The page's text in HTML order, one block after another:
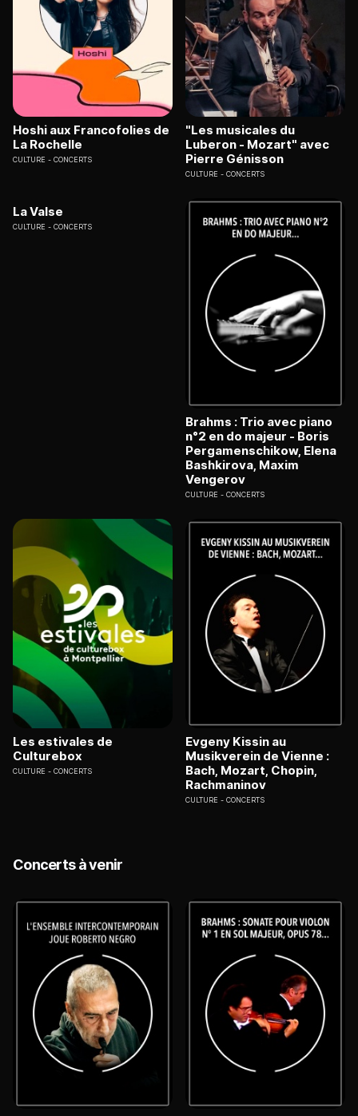
Hoshi aux Francofolies de
La Rochelle
CULTURE CONCERTS
"Les musicales du
Luberon - Mozart" avec
Pierre Génisson
CULTURE CONCERTS
La Valse
CULTURE CONCERTS
Brahms : Trio avec piano
n°2 en do majeur - Boris
Pergamenschikow, Elena
Bashkirova, Maxim
Vengerov
CULTURE CONCERTS
Les estivales de
Culturebox
CULTURE CONCERTS
Evgeny Kissin au
Musikverein de Vienne :
Bach, Mozart, Chopin,
Rachmaninov
CULTURE CONCERTS
Concerts à venir